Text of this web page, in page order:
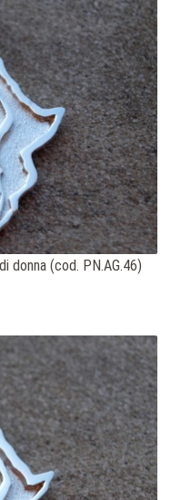
donna (cod. PN.AG.46)